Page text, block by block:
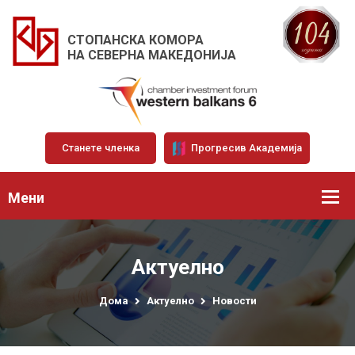
СТОПАНСКА КОМОРА
НА СЕВЕРНА МАКЕДОНИЈА
Станете членка Прогресив Академија
Мени
Актуелно
Дома Актуелно Новости